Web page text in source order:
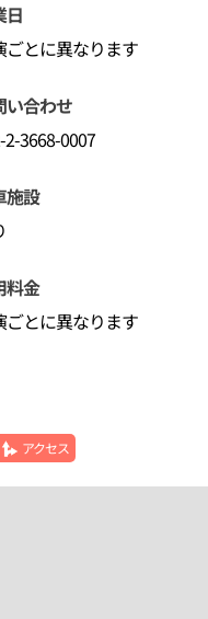
日
ごとに異なります
い合わせ
2-3668-0007
施設
料金
ごとに異なります
アクセス